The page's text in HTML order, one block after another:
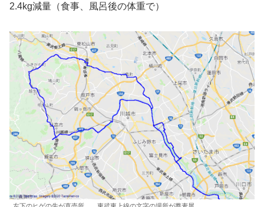
2.4kg減量（食事、風呂後の体重で）